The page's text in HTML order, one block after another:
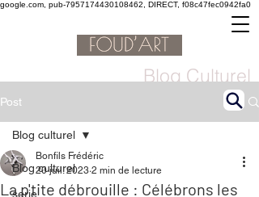
google.com, pub-7957174430108462, DIRECT, f08c47fec0942fa0
Blog Culturel
Post
Blog culturel
serie
Blog culturel
La p'tite débrouille : Célébrons les
Bonfils Frédéric
20 juil. 2023 2 min de lecture